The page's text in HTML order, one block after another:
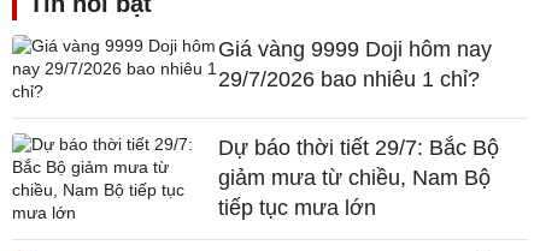
Giá vàng 9999 Doji hôm nay
29/7/2026 bao nhiêu 1 chỉ?
Dự báo thời tiết 29/7: Bắc Bộ
giảm mưa từ chiều, Nam Bộ
tiếp tục mưa lớn